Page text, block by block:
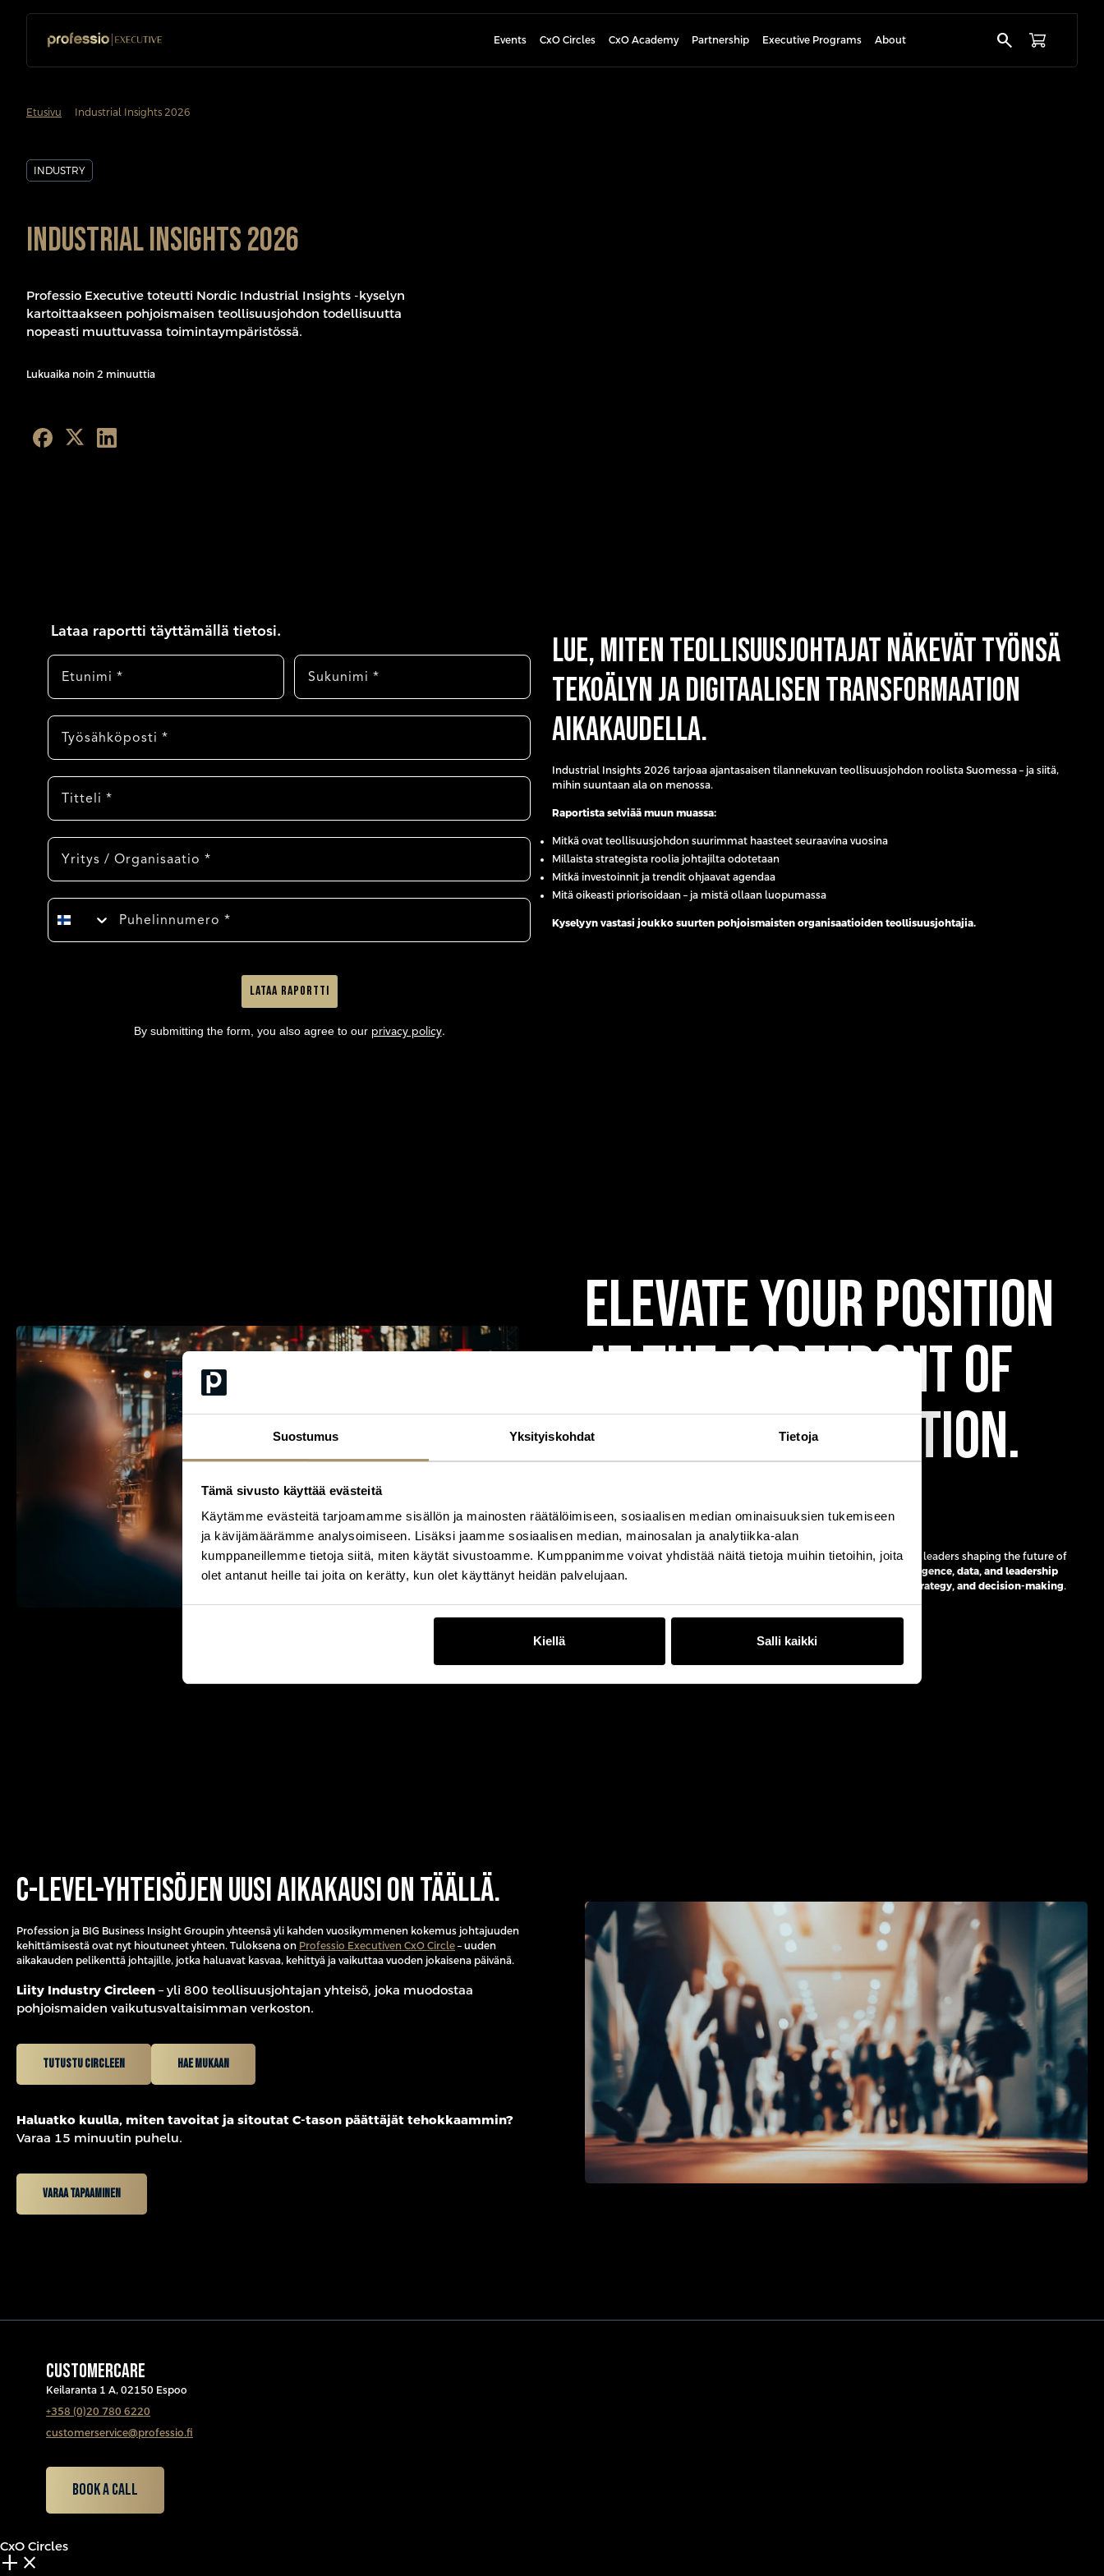
Suostumus Yksityiskohdat Tietoja
Tämä sivusto käyttää evästeitä
Käytämme evästeitä tarjoamamme sisällön ja mainosten räätälöimiseen, sosiaalisen median ominaisuuksien tukemiseen
ja kävijämäärämme analysoimiseen. Lisäksi jaamme sosiaalisen median, mainosalan ja analytiikka-alan
kumppaneillemme tietoja siitä, miten käytät sivustoamme. Kumppanimme voivat yhdistää näitä tietoja muihin tietoihin, joita
olet antanut heille tai joita on kerätty, kun olet käyttänyt heidän palvelujaan.
Kiellä Salli kaikki
Events CxO Circles CxO Academy Partnership Executive Programs About search
Etusivu Industrial Insights 2026
INDUSTRY
Industrial Insights 2026
Professio Executive toteutti Nordic Industrial Insights -kyselyn
kartoittaakseen pohjoismaisen teollisuusjohdon todellisuutta
nopeasti muuttuvassa toimintaympäristössä.
Lukuaika noin 2 minuuttia
Lataa raportti täyttämällä tietosi.
Etunimi Sukunimi
Sähköposti
Titteli
Yritys
Puhelinnumero
Lataa raportti
By submitting the form, you also agree to our privacy policy.
Lue, miten teollisuusjohtajat näkevät työnsä
tekoälyn ja digitaalisen transformaation
aikakaudella.
Industrial Insights 2026 tarjoaa ajantasaisen tilannekuvan teollisuusjohdon roolista Suomessa – ja siitä,
mihin suuntaan ala on menossa.
Raportista selviää muun muassa:
Mitkä ovat teollisuusjohdon suurimmat haasteet seuraavina vuosina
Millaista strategista roolia johtajilta odotetaan
Mitkä investoinnit ja trendit ohjaavat agendaa
Mitä oikeasti priorisoidaan – ja mistä ollaan luopumassa
Kyselyyn vastasi joukko suurten pohjoismaisten organisaatioiden teollisuusjohtajia.
Elevate your position
at the forefront of
global competition.
For the eighth consecutive year, CxO Industry brings together senior leaders shaping the future of
industry. Throughout the day, the focus is clear:
how artificial intelligence, data, and leadership
translate into tangible competitive advantage across operations, strategy, and decision-making.
C-level-yhteisöjen uusi aikakausi on täällä.
Profession ja BIG Business Insight Groupin yhteensä yli kahden vuosikymmenen kokemus johtajuuden
kehittämisestä ovat nyt hioutuneet yhteen. Tuloksena on Professio Executiven CxO Circle – uuden
aikakauden pelikenttä johtajille, jotka haluavat kasvaa, kehittyä ja vaikuttaa vuoden jokaisena päivänä.
Liity Industry Circleen – yli 800 teollisuusjohtajan yhteisö, joka muodostaa
pohjoismaiden vaikutusvaltaisimman verkoston.
Tutustu Circleen Hae mukaan
Haluatko kuulla, miten tavoitat ja sitoutat C-tason päättäjät tehokkaammin?
Varaa 15 minuutin puhelu.
VARAA TAPAAMINEN
CUSTOMERCARE
Keilaranta 1 A, 02150 Espoo
+358 (0)20 780 6220
customerservice@professio.fi
Book a call
CxO Circles
add_2 close